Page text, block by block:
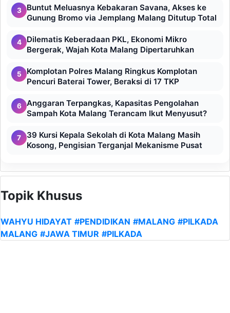
3
Buntut Meluasnya Kebakaran Savana, Akses ke
Gunung Bromo via Jemplang Malang Ditutup Total
4
Dilematis Keberadaan PKL, Ekonomi Mikro
Bergerak, Wajah Kota Malang Dipertaruhkan
5
Komplotan Polres Malang Ringkus Komplotan
Pencuri Baterai Tower, Beraksi di 17 TKP
6
Anggaran Terpangkas, Kapasitas Pengolahan
Sampah Kota Malang Terancam Ikut Menyusut?
7
39 Kursi Kepala Sekolah di Kota Malang Masih
Kosong, Pengisian Terganjal Mekanisme Pusat
Topik Khusus
WAHYU HIDAYAT #PENDIDIKAN #MALANG #PILKADA
MALANG #JAWA TIMUR #PILKADA